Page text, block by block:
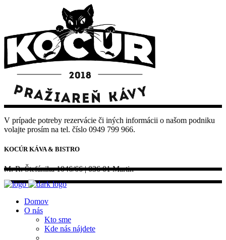
V prípade potreby rezervácie či iných informácii o našom podniku
volajte prosím na tel. číslo 0949 799 966.
KOCÚR KÁVA & BISTRO
M. R. Štefánika 1046/66 | 036 01 Martin
Domov
O nás
Kto sme
Kde nás nájdete